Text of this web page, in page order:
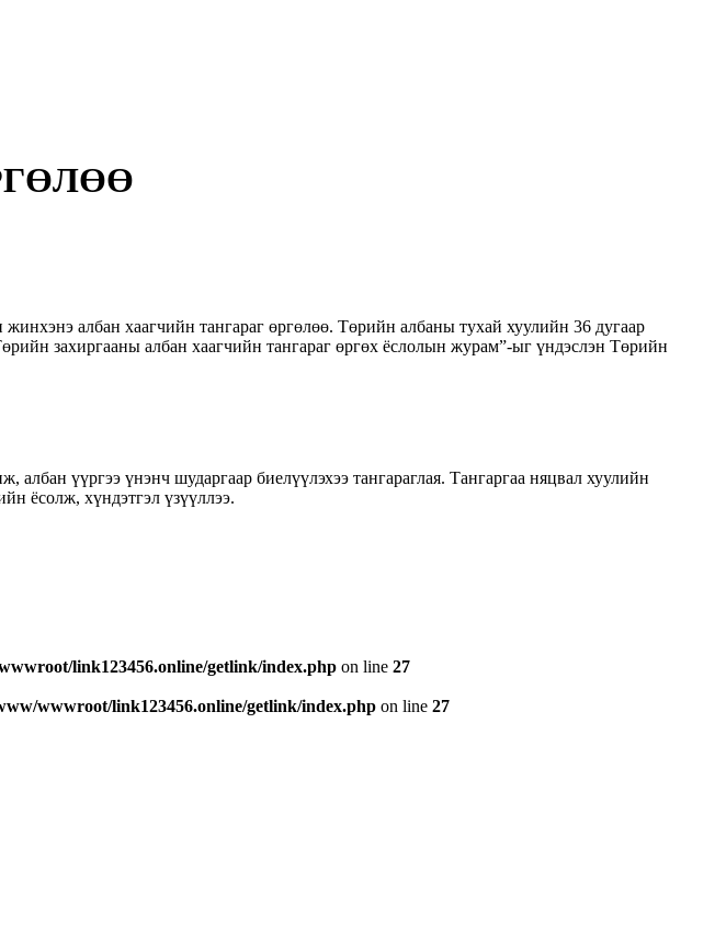
албан хаагчийн тангараг өргөлөө. Төрийн албаны тухай хуулийн 36 дугаар
захиргааны албан хаагчийн тангараг өргөх ёслолын журам”-ыг үндэслэн Төрийн
үүргээ үнэнч шударгаар биелүүлэхээ тангараглая. Тангаргаа няцвал хуулийн
ёсолж, хүндэтгэл үзүүллээ.
link123456.online/getlink/index.php on line 27
wwwroot/link123456.online/getlink/index.php on line 27